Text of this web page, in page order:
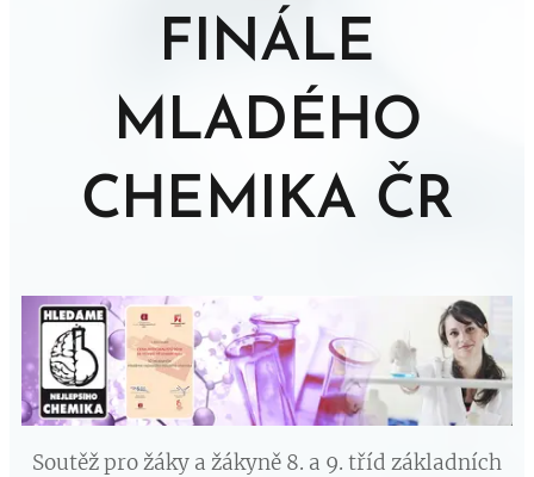
FINÁLE
MLADÉHO
CHEMIKA ČR
Soutěž pro žáky a žákyně 8. a 9. tříd základních